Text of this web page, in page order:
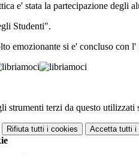
e' stata la partecipazione
Studenti".
emozionante si e' concluso con
strumenti terzi da questo
Rifiuta tutti i cookies Accetta tutti i